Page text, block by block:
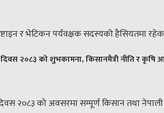
र भेटिकन पर्यवक्षक सदस्यको हैसियतमा
२०८३ को शुभकामना, किसानमैत्री नीति र कृषि
२०८३ को अवसरमा सम्पूर्ण किसान तथा